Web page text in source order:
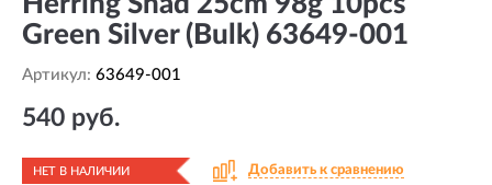
Green Silver (Bulk) 63649-001
Артикул: 63649-001
540 руб.
НЕТ В НАЛИЧИИ Добавить к сравнению